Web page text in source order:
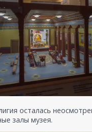
осталась
залы музея.